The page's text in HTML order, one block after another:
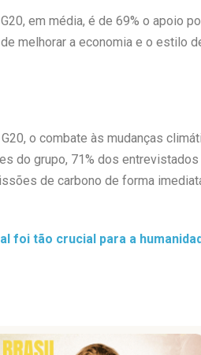
em média, é de 69% o apoio
melhorar a economia e o estilo
o combate às mudanças
do grupo, 71% dos
de carbono de forma
foi tão crucial para a